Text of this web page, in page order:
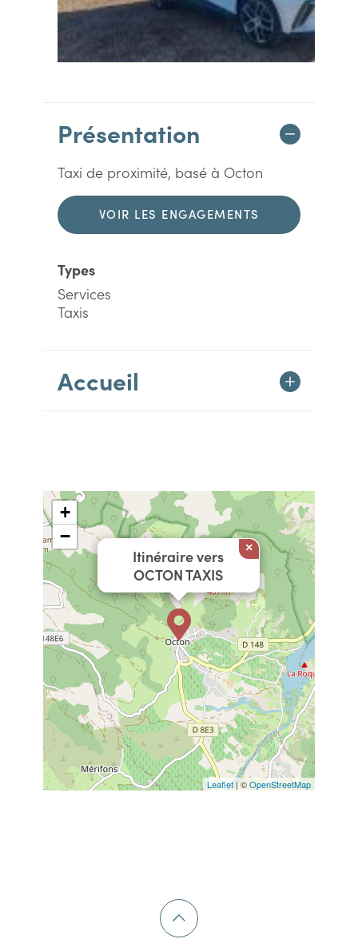
Présentation
Taxi de proximité, basé à Octon
VOIR LES ENGAGEMENTS
Types
Services
Taxis
Accueil
Itinéraire vers
OCTON TAXIS
×
+
−
Leaflet | ©OpenStreetMap